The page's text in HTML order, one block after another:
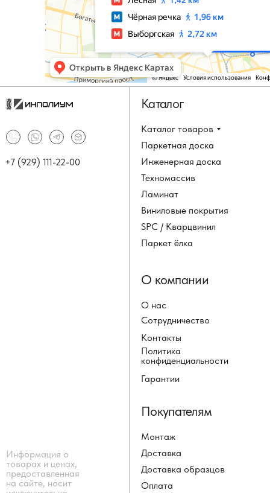
Каталог товаров
Паркетная доска
Инженерная доска
Техномассив
+7 (929) 111-22-00
Информация о
товарах и ценах,
предоставленная
на сайте, носит
Каталог
Ламинат
Виниловые покрытия
SPC / Кварцвинил
Паркет ёлка
О нас
Сотрудничество
Контакты
Политика
конфиденциальности
О компании
Монтаж
Доставка
Доставка образцов
Оплата
Покупателям
Гарантии